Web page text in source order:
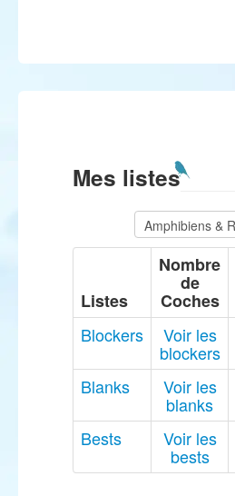
Mes listes
Listes
Nombre
de
Coches
Blockers
Voir les
blockers
Blanks Voir les
blanks
Bests
Voir les
bests